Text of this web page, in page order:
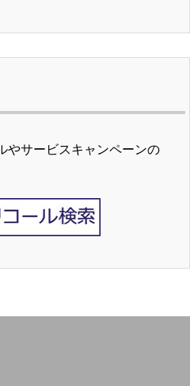
やサービスキャンペーンの